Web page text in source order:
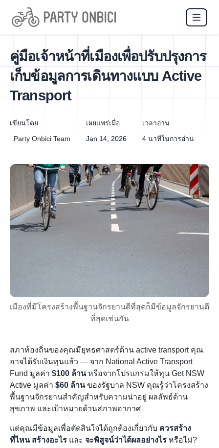
คู่มือเจ้าหน้าที่เมืองเพื่อปรับปรุงการ
เก็บข้อมูลการเดินทางแบบ Active
Transport
เขียนโดย
Party Onbici Team
เผยแพร่เมื่อ
Jan 14, 2026
เวลาอ่าน
4 นาทีในการอ่าน
เมืองที่มีโครงสร้างพื้นฐานจักรยานดีที่สุดก็มีข้อมูลจักรยานดี
ที่สุดเช่นกัน
สภาท้องถิ่นของคุณมียุทธศาสตร์ด้าน active transport คุณ
อาจได้รับเงินทุนแล้ว — จาก National Active Transport
Fund มูลค่า $100 ล้านหรือจากโปรแกรมให้ทุน Get NSW
Active มูลค่า $60 ล้านของรัฐบาล NSW คุณรู้ว่าโครงสร้าง
พื้นฐานจักรยานสำคัญสำหรับความน่าอยู่ ผลลัพธ์ด้าน
สุขภาพ และเป้าหมายด้านสภาพอากาศ
แต่คุณมีข้อมูลเพื่อตัดสินใจได้ถูกต้องเกี่ยวกับ ควรสร้าง
ที่ไหน สร้างอะไร และ จะพิสูจน์ว่าได้ผลอย่างไร หรือไม่?